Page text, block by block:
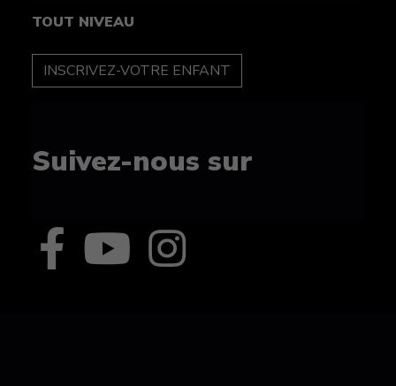
TOUT NIVEAU
INSCRIPTION
Suivez-nous sur